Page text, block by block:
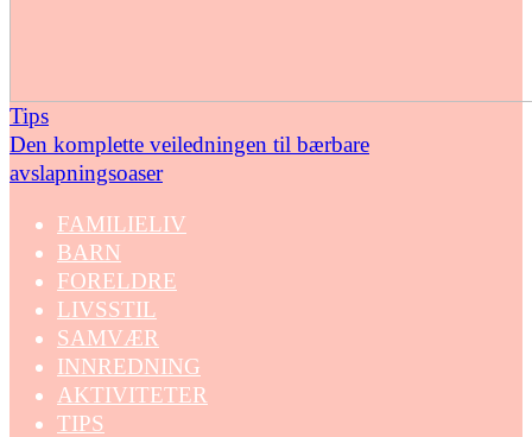
Tips
Den komplette veiledningen til bærbare
avslapningsoaser
FAMILIELIV
BARN
FORELDRE
LIVSSTIL
SAMVÆR
INNREDNING
AKTIVITETER
TIPS